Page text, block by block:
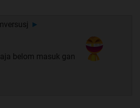
►
belom masuk gan